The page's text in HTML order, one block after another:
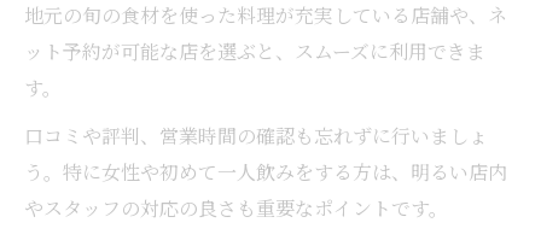
静かな雰囲気の居酒屋で一人時間を満喫
夜ご飯に最適な静かな居酒屋の探し方
落ち着いた空間で居酒屋を楽しむ方法
広島市中区で静かな居酒屋を見つける
地元の旬の食材を使った料理が充実している店舗や、ネ
ット予約が可能な店を選ぶと、スムーズに利用できま
す。
口コミや評判、営業時間の確認も忘れずに行いましょ
う。特に女性や初めて一人飲みをする方は、明るい店内
やスタッフの対応の良さも重要なポイントです。